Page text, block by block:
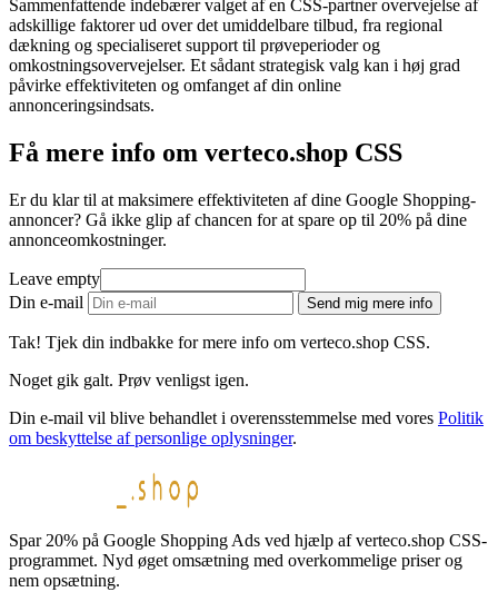
Sammenfattende indebærer valget af en CSS-partner overvejelse af
adskillige faktorer ud over det umiddelbare tilbud, fra regional
dækning og specialiseret support til prøveperioder og
omkostningsovervejelser. Et sådant strategisk valg kan i høj grad
påvirke effektiviteten og omfanget af din online
annonceringsindsats.
Få mere info om verteco.shop CSS
Er du klar til at maksimere effektiviteten af dine Google Shopping-
annoncer? Gå ikke glip af chancen for at spare op til 20% på dine
annonceomkostninger.
Leave empty
Din e-mail
Send mig mere info
Tak! Tjek din indbakke for mere info om verteco.shop CSS.
Noget gik galt. Prøv venligst igen.
Din e-mail vil blive behandlet i overensstemmelse med vores Politik
om beskyttelse af personlige oplysninger.
Spar 20% på Google Shopping Ads ved hjælp af verteco.shop CSS-
programmet. Nyd øget omsætning med overkommelige priser og
nem opsætning.